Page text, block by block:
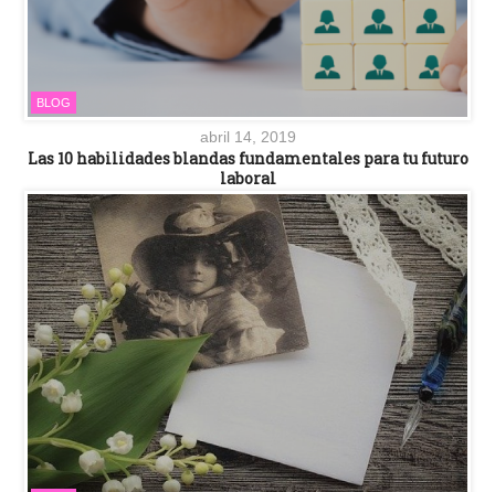
BLOG
abril 14, 2019
Las 10 habilidades blandas fundamentales para tu futuro
laboral